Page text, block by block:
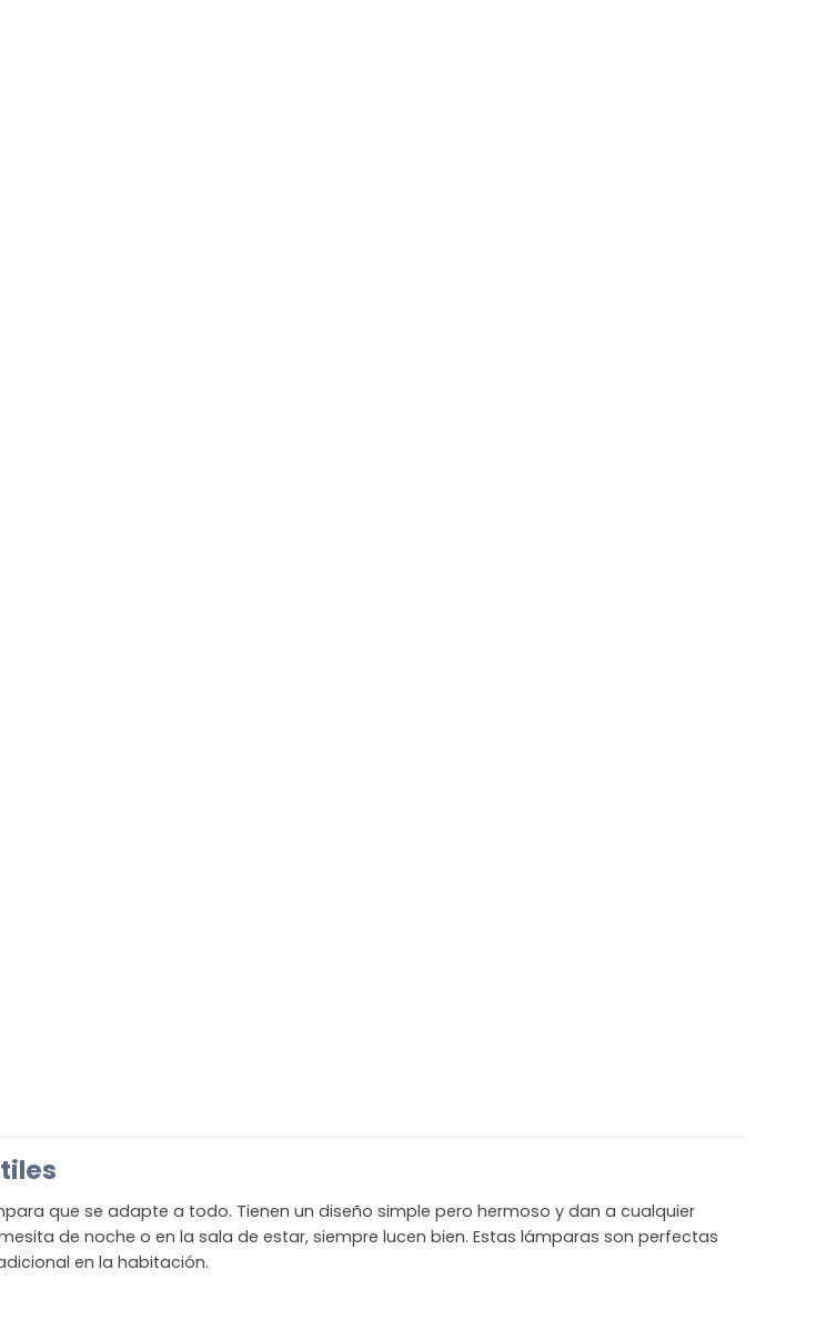
que se adapte a todo. Tienen un diseño simple pero hermoso y dan a cualquier
de noche o en la sala de estar, siempre lucen bien. Estas lámparas son perfectas
en la habitación.